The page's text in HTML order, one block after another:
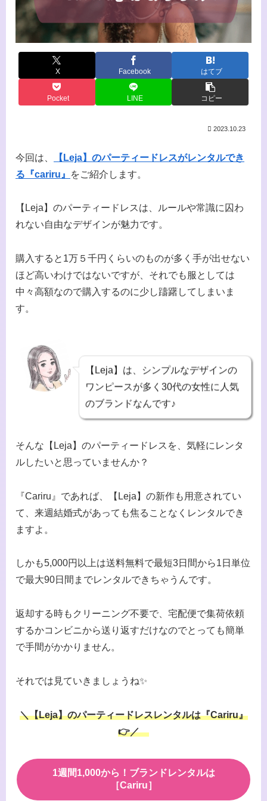
X Facebook はてブ
Pocket LINE コピー
2023.10.23
今回は、
【Leja】のパーティードレスがレンタルでき
る『cariru』
をご紹介します。
【Leja】のパーティードレスは、ルールや常識に囚わ
れない自由なデザインが魅力です。
購入すると1万５千円くらいのものが多く手が出せない
ほど高いわけではないですが、それでも服としては
中々高額なので購入するのに少し躊躇してしまいま
す。
【Leja】は、シンプルなデザインの
ワンピースが多く30代の女性に人気
のブランドなんです♪
そんな【Leja】のパーティードレスを、気軽にレンタ
ルしたいと思っていませんか？
『Cariru』であれば、【Leja】の新作も用意されてい
て、来週結婚式があっても焦ることなくレンタルでき
ますよ。
しかも5,000円以上は送料無料で最短3日間から1日単位
で最大90日間までレンタルできちゃうんです。
返却する時もクリーニング不要で、宅配便で集荷依頼
するかコンビニから送り返すだけなのでとっても簡単
で手間がかかりません。
それでは見ていきましょうね✨
＼【Leja】のパーティードレスレンタルは『Cariru』
👉／
1週間1,000から！ブランドレンタルは
［Cariru］